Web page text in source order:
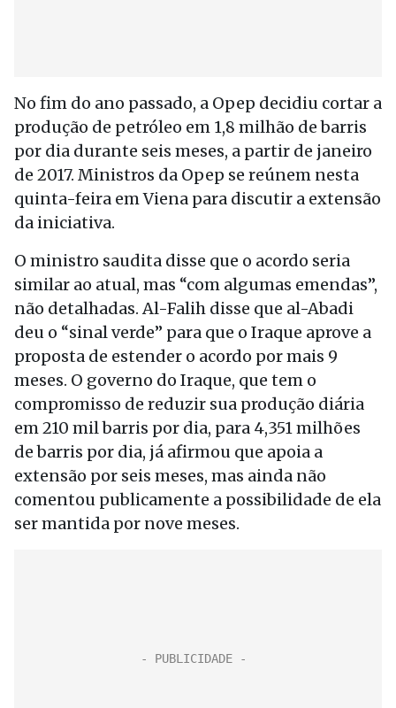
No fim do ano passado, a Opep decidiu cortar a
produção de petróleo em 1,8 milhão de barris
por dia durante seis meses, a partir de janeiro
de 2017. Ministros da Opep se reúnem nesta
quinta-feira em Viena para discutir a extensão
da iniciativa.
O ministro saudita disse que o acordo seria
similar ao atual, mas “com algumas emendas”,
não detalhadas. Al-Falih disse que al-Abadi
deu o “sinal verde” para que o Iraque aprove a
proposta de estender o acordo por mais 9
meses. O governo do Iraque, que tem o
compromisso de reduzir sua produção diária
em 210 mil barris por dia, para 4,351 milhões
de barris por dia, já afirmou que apoia a
extensão por seis meses, mas ainda não
comentou publicamente a possibilidade de ela
ser mantida por nove meses.